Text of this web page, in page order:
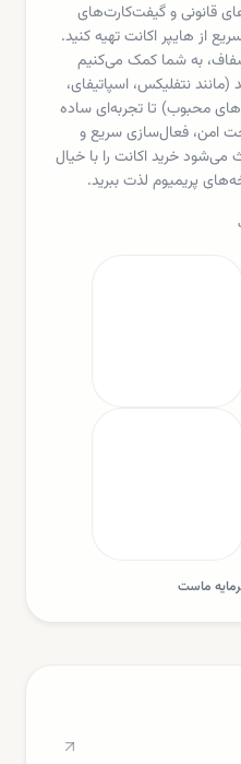
قانونی و گیفت‌کارت‌های
از هایپر اکانت تهیه کنید.
شفاف، به شما کمک می‌کنیم
نتفلیکس، اسپاتیفای،
سرویس‌های محبوب) تا تجربه‌ای ساده
امن، فعال‌سازی سریع و
خرید اکانت را با خیال
پریمیوم لذت ببرید.
ماست